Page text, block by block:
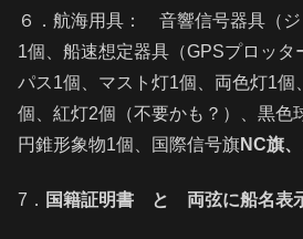
６．航海用具： 音響信号器具（ジ
1個、船速想定器具（GPSプロッタ
パス1個、マスト灯1個、両色灯1個
個、紅灯2個（不要かも？）、黒色
円錐形象物1個、国際信号旗NC旗
7． 国籍証明書 と 両弦に船名表